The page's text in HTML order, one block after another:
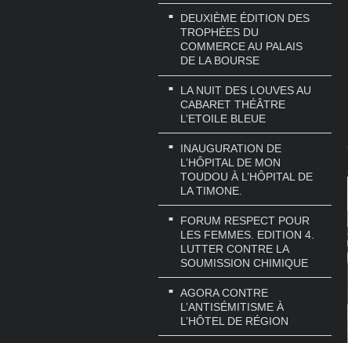
DEUXIÈME ÉDITION DES
TROPHÉES DU
COMMERCE AU PALAIS
DE LA BOURSE
LA NUIT DES LOUVES AU
CABARET THÉÂTRE
L’ETOILE BLEUE
INAUGURATION DE
L’HÔPITAL DE MON
TOUDOU À L’HÔPITAL DE
LA TIMONE.
FORUM RESPECT POUR
LES FEMMES. EDITION 4.
LUTTER CONTRE LA
SOUMISSION CHIMIQUE
AGORA CONTRE
L’ANTISÉMITISME À
L’HÔTEL DE RÉGION